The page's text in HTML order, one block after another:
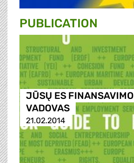
PUBLICATION
JŪSŲ ES FINANSAVIMO
VADOVAS
21.02.2014